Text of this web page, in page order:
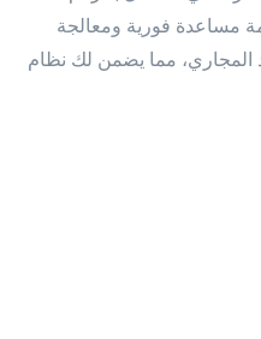
مساعدة فورية ومعالجة
المجاري، مما يضمن لك نظام